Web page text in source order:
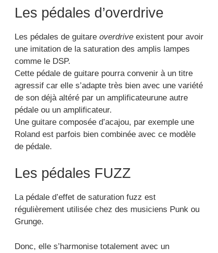
Les pédales d’overdrive
Les pédales de guitare overdrive existent pour avoir
une imitation de la saturation des amplis lampes
comme le DSP.
Cette pédale de guitare pourra convenir à un titre
agressif car elle s’adapte très bien avec une variété
de son déjà altéré par un amplificateurune autre
pédale ou un amplificateur.
Une guitare composée d’acajou, par exemple une
Roland est parfois bien combinée avec ce modèle
de pédale.
Les pédales FUZZ
La pédale d’effet de saturation fuzz est
régulièrement utilisée chez des musiciens Punk ou
Grunge.
Donc, elle s’harmonise totalement avec un